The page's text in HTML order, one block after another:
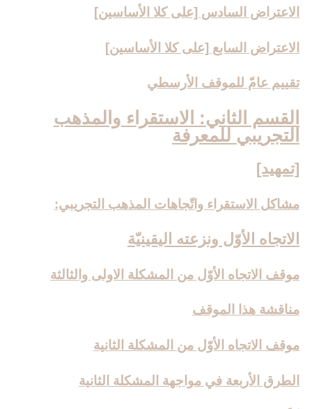
الاعتراض السادس [على كلا الأساسين‏]
الاعتراض السابع [على كلا الأساسين‏]
تقييم عامّ للموقف الأرسطي
القسم الثاني: الاستقراء والمذهب
التجريبي للمعرفة
[تمهيد]
مشاكل الاستقراء واتّجاهات المذهب التجريبي:
الاتجاه الأوّل ونزعته اليقينيّة
موقف الاتجاه الأوّل من المشكلة الاولى والثالثة
مناقشة هذا الموقف
موقف الاتجاه الأوّل من المشكلة الثانية
الطرق الأربعة في مواجهة المشكلة الثانية